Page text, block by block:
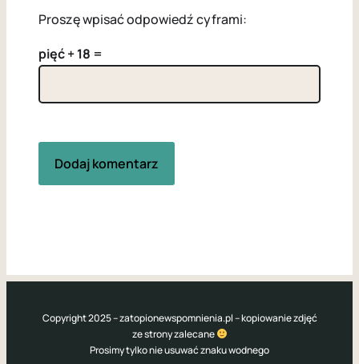
Proszę wpisać odpowiedź cyframi:
pięć + 18 =
Copyright 2025 – zatopionewspomnienia.pl – kopiowanie zdjęć
ze strony zalecane
Prosimy tylko nie usuwać znaku wodnego